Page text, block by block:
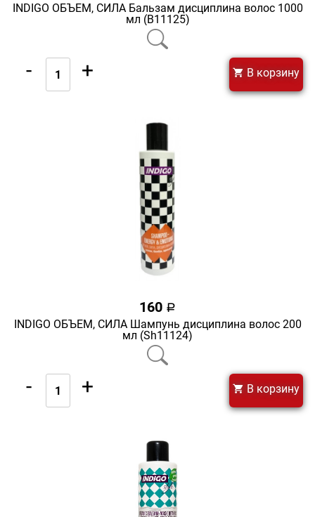
INDIGO ОБЪЕМ, СИЛА Бальзам дисциплина волос 1000
мл (В11125)
- + В корзину
160 a
INDIGO ОБЪЕМ, СИЛА Шампунь дисциплина волос 200
мл (Sh11124)
- + В корзину